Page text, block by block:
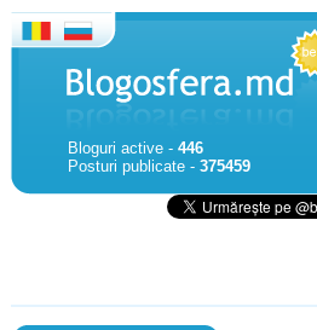
Bloguri active - 446
Posturi publicate - 375459